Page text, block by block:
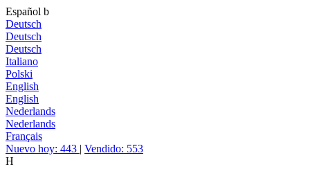
Español b
Deutsch
Deutsch
Deutsch
Italiano
Polski
English
English
Nederlands
Nederlands
Français
Nuevo hoy: 443 | Vendido: 553
H